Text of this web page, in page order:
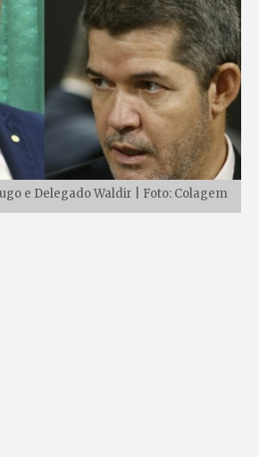
e Delegado Waldir | Foto: Colagem